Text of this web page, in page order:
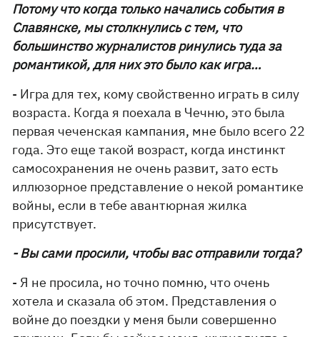
Потому что когда только начались события в
Славянске, мы столкнулись с тем, что
большинство журналистов ринулись туда за
романтикой, для них это было как игра…
- Игра для тех, кому свойственно играть в силу
возраста. Когда я поехала в Чечню, это была
первая чеченская кампания, мне было всего 22
года. Это еще такой возраст, когда инстинкт
самосохранения не очень развит, зато есть
иллюзорное представление о некой романтике
войны, если в тебе авантюрная жилка
присутствует.
- Вы сами просили, чтобы вас отправили тогда?
- Я не просила, но точно помню, что очень
хотела и сказала об этом. Представления о
войне до поездки у меня были совершенно